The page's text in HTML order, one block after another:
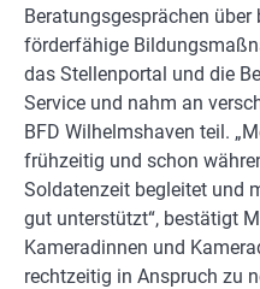
Beratungsgesprächen
förderfähige
das Stellenportal und die
Service und nahm an
BFD Wilhelmshaven teil.
frühzeitig und schon
Soldatenzeit begleitet und
gut unterstützt“, bestätigt
Kameradinnen und
rechtzeitig in Anspruch zu